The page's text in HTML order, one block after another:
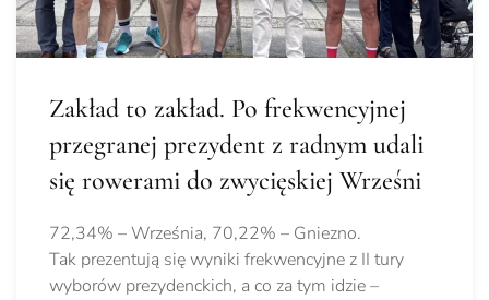
Zakład to zakład. Po frekwencyjnej
przegranej prezydent z radnym udali
się rowerami do zwycięskiej Wrześni
72,34% – Września, 70,22% – Gniezno.
Tak prezentują się wyniki frekwencyjne z II tury
wyborów prezydenckich, a co za tym idzie –